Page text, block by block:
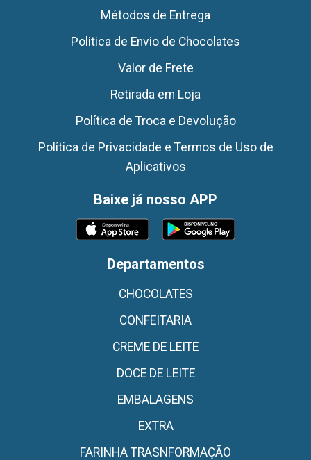
Métodos de Entrega
Politica de Envio de Chocolates
Valor de Frete
Retirada em Loja
Política de Troca e Devolução
Política de Privacidade e Termos de Uso de
Aplicativos
Baixe já nosso APP
Departamentos
CHOCOLATES
CONFEITARIA
CREME DE LEITE
DOCE DE LEITE
EMBALAGENS
EXTRA
FARINHA TRASNFORMAÇÃO